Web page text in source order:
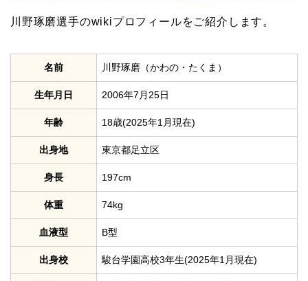
川野琢磨選手のwikiプロフィールをご紹介します。
名前 川野琢磨（かわの・たくま）
生年月日 2006年7月25日
年齢 18歳(2025年1月現在)
出身地 東京都足立区
身長 197cm
体重 74kg
血液型 B型
出身校 駿台学園高校3年生(2025年1月現在)